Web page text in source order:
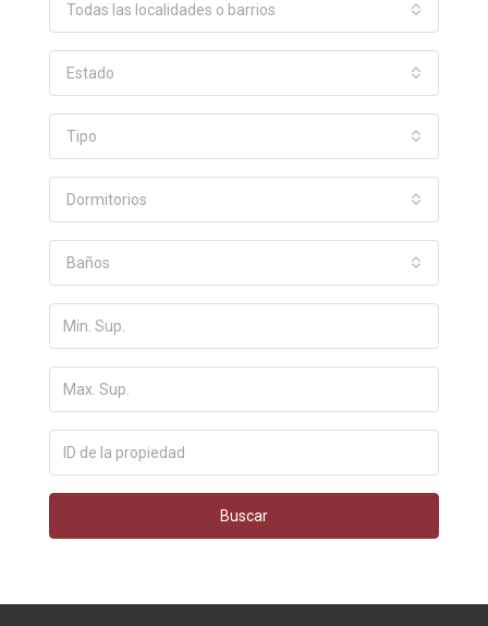
Todas las localidades o barrios
Estado
Tipo
Dormitorios
Baños
Buscar